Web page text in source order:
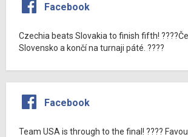
Facebook
Czechia beats Slovakia to finish fifth!
Slovensko a končí na turnaji páté. ????
Facebook
Team USA is through to the final! ????